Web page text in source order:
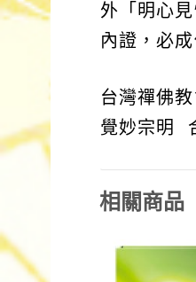
外「明心
內證，必成
台灣禪佛
覺妙宗明
相關商品